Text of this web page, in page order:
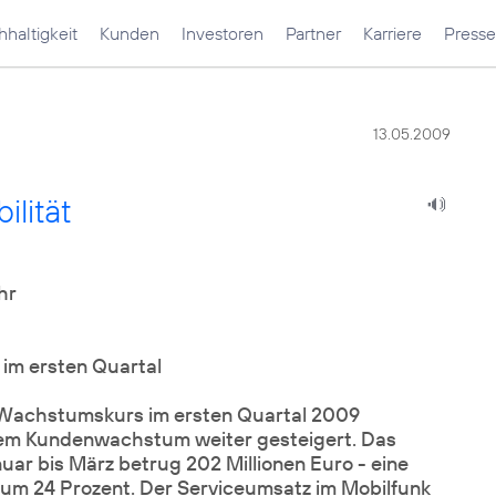
Kunden Investoren Partner Karriere Presse
13.05.2009
ersten Quartal
im ersten Quartal 2009
Kundenwachstum weiter gesteigert. Das
bis März betrug 202 Millionen Euro - eine
24 Prozent. Der Serviceumsatz im Mobilfunk